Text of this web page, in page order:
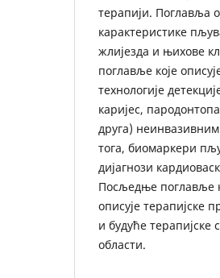
терапији. Поглавља
карактеристике
жлијезда и њихове
поглавље које
технологије
каријес,
друга)
тога, биомаркери
дијагнози
Посљедње поглавље
описује терапијске
и будуће
области.